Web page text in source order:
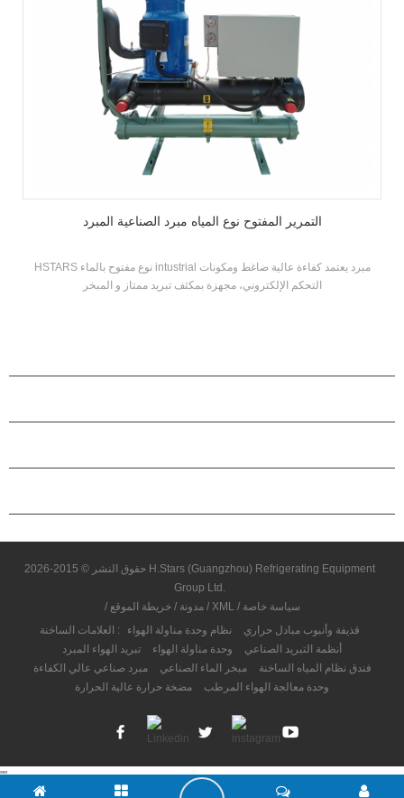
التمرير المفتوح نوع المياه مبرد الصناعية المبرد
HSTARS نوع مفتوح بالماء intustrial مبرد يعتمد كفاءة عالية ضاغط ومكونات
التحكم الإلكتروني، مجهزة بمكثف تبريد ممتاز و المبخر
حقوق النشر © 2015-2026 H.Stars (Guangzhou) Refrigerating Equipment
Group Ltd.
/
مدونة /خريطة الموقع / XML / سياسة خاصة
العلامات الساخنة :
نظام وحدة مناولة الهواء
قذيفة وأنبوب مبادل حراري
تبريد الهواء المبرد
وحدة مناولة الهواء
أنظمة التبريد الصناعي
مبرد صناعي عالي الكفاءة
مبخر الماء الصناعي
فندق نظام المياه الساخنة
مضخة حرارة عالية الحرارة
وحدة معالجة الهواء المرطب
""